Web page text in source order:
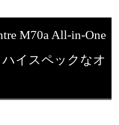
M70a All-in-One
ハイスペックなオ